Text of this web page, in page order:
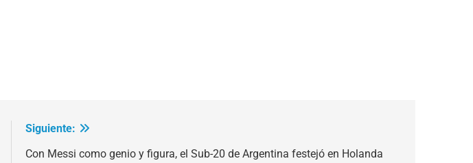
Siguiente:
Con Messi como genio y figura, el Sub-20 de Argentina festejó en Holanda